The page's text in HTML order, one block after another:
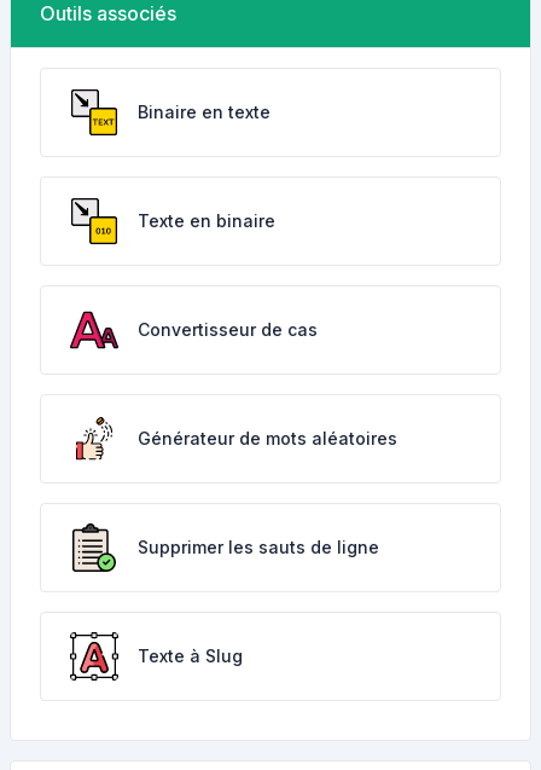
Outils associés
Binaire en texte
Texte en binaire
Convertisseur de cas
Générateur de mots aléatoires
Supprimer les sauts de ligne
Texte à Slug